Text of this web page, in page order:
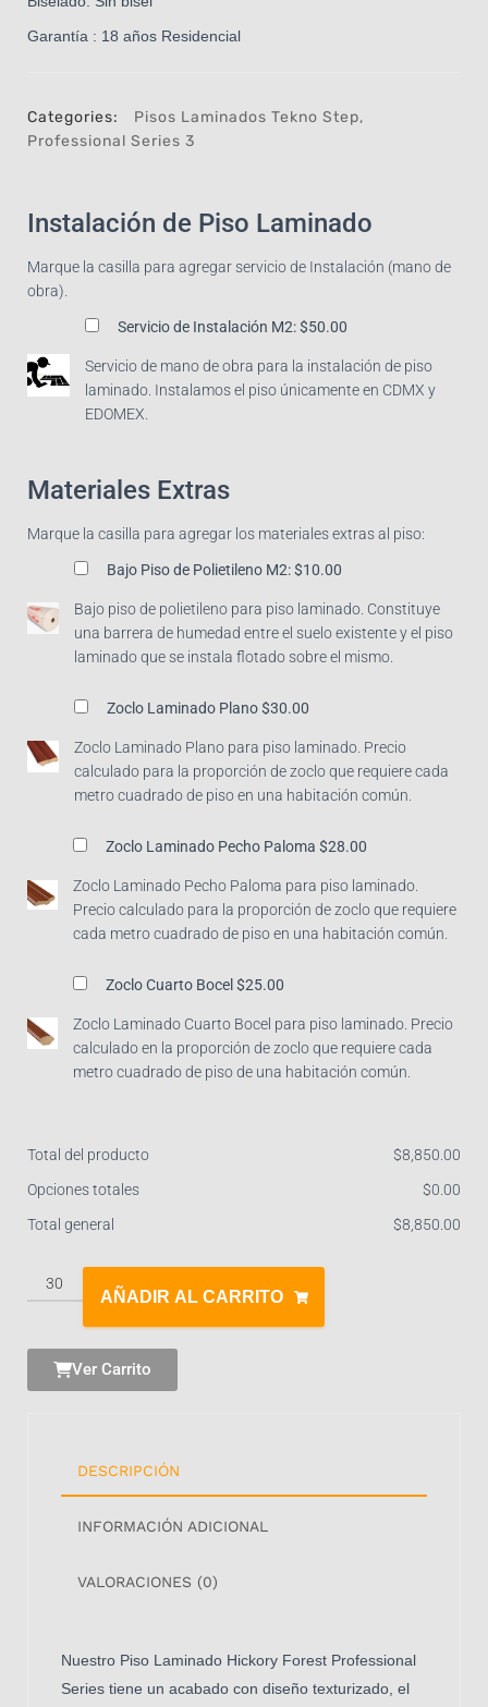
Garantía : 18 años Residencial
Categories: Pisos Laminados Tekno Step,
Professional Series 3
Instalación de Piso Laminado
Marque la casilla para agregar servicio de Instalación (mano de
obra).
Servicio de Instalación M2:$50.00
Servicio de mano de obra para la instalación de piso
laminado. Instalamos el piso únicamente en CDMX y
EDOMEX.
Materiales Extras
Marque la casilla para agregar los materiales extras al piso:
Bajo Piso de Polietileno M2:$10.00
Bajo piso de polietileno para piso laminado. Constituye
una barrera de humedad entre el suelo existente y el piso
laminado que se instala flotado sobre el mismo.
Zoclo Laminado Plano$30.00
Zoclo Laminado Plano para piso laminado. Precio
calculado para la proporción de zoclo que requiere cada
metro cuadrado de piso en una habitación común.
Zoclo Laminado Pecho Paloma $28.00
Zoclo Laminado Pecho Paloma para piso laminado.
Precio calculado para la proporción de zoclo que requiere
cada metro cuadrado de piso en una habitación común.
Zoclo Cuarto Bocel $25.00
Zoclo Laminado Cuarto Bocel para piso laminado. Precio
calculado en la proporción de zoclo que requiere cada
metro cuadrado de piso de una habitación común.
Total del producto $‎8,850.00
Opciones totales
$‎0.00
Total general
$‎8,850.00
AÑADIR AL CARRITO
Ver Carrito
DESCRIPCIÓN
INFORMACIÓN ADICIONAL
VALORACIONES (0)
Nuestro Piso Laminado Hickory Forest Professional
Series tiene un acabado con diseño texturizado, el